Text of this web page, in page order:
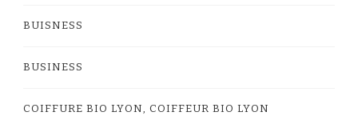
BUISNESS
BUSINESS
COIFFURE BIO LYON, COIFFEUR BIO LYON